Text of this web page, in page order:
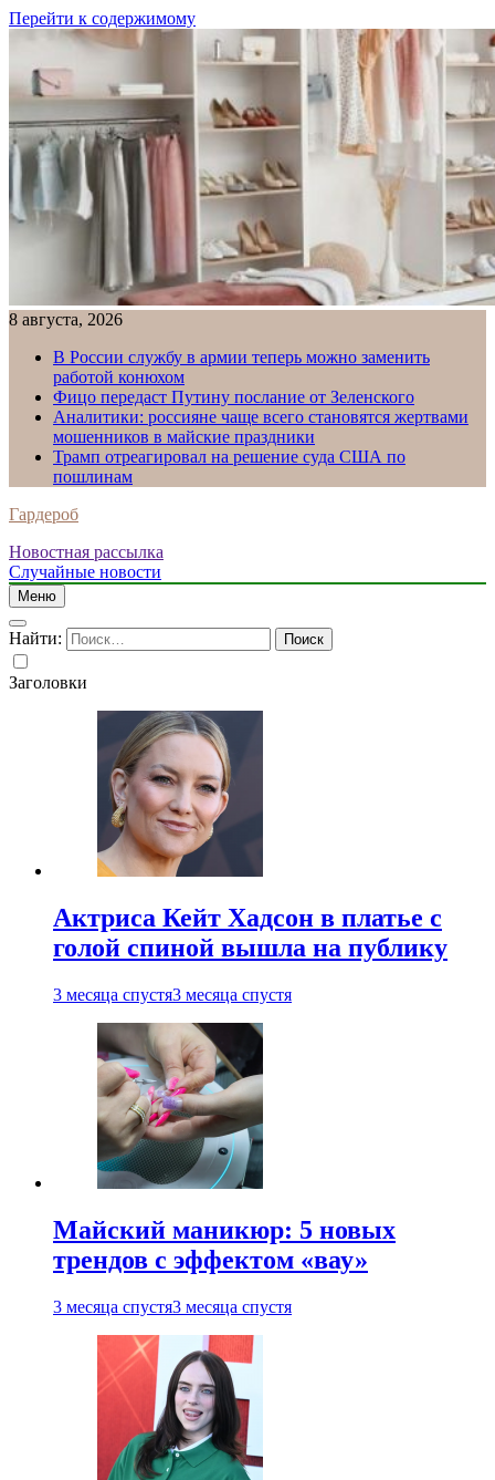
Перейти к содержимому
8 августа, 2026
В России службу в армии теперь можно заменить
работой конюхом
Фицо передаст Путину послание от Зеленского
Аналитики: россияне чаще всего становятся жертвами
мошенников в майские праздники
Трамп отреагировал на решение суда США по
пошлинам
Гардероб
Новостная рассылка
Случайные новости
Меню
Найти:
Заголовки
Актриса Кейт Хадсон в платье с
голой спиной вышла на публику
3 месяца спустя3 месяца спустя
Майский маникюр: 5 новых
трендов с эффектом «вау»
3 месяца спустя3 месяца спустя